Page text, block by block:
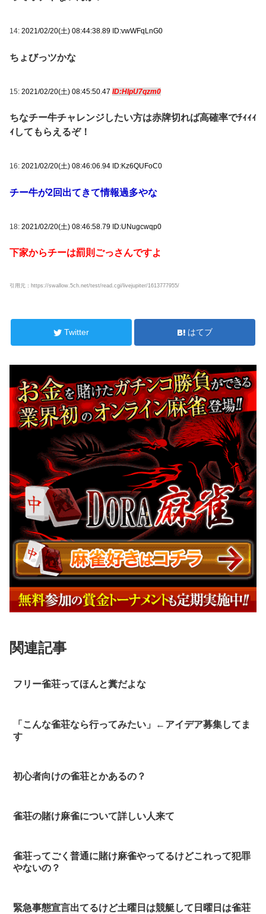
14: 2021/02/20(土) 08:44:38.89 ID:vwWFqLnG0
ちょびっツかな
15: 2021/02/20(土) 08:45:50.47 ID:HIpU7qzm0
ちなチー牛チャレンジしたい方は赤牌切れば高確率でﾁｨｨｨ
ｨしてもらえるぞ！
16: 2021/02/20(土) 08:46:06.94 ID:Kz6QUFoC0
チー牛が2回出てきて情報過多やな
18: 2021/02/20(土) 08:46:58.79 ID:UNugcwqp0
下家からチーは罰則ごっさんですよ
引用元：https://swallow.5ch.net/test/read.cgi/livejupiter/1613777955/
Twitter はてブ
関連記事
フリー雀荘ってほんと糞だよな
「こんな雀荘なら行ってみたい」←アイデア募集してま
す
初心者向けの雀荘とかあるの？
雀荘の賭け麻雀について詳しい人来て
雀荘ってごく普通に賭け麻雀やってるけどこれって犯罪
やないの？
緊急事態宣言出てるけど土曜日は競艇して日曜日は雀荘